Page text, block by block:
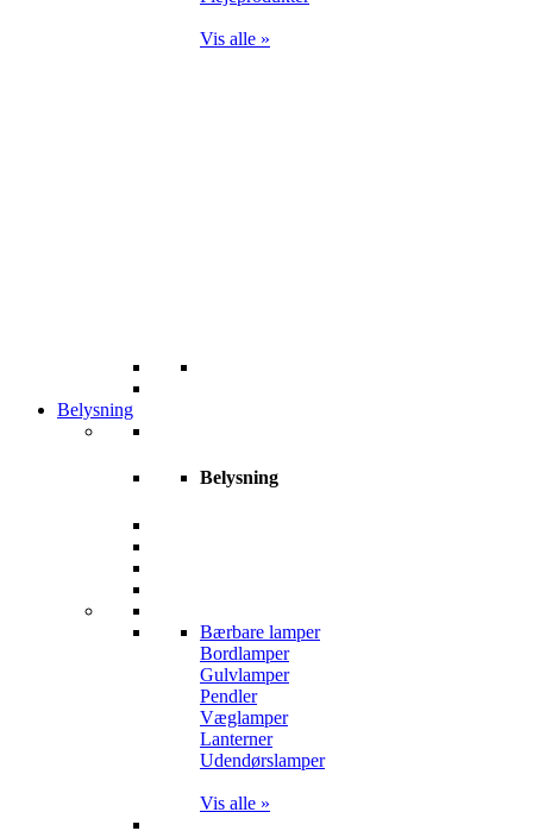
Vis alle »
Belysning
Belysning
Bærbare lamper
Bordlamper
Gulvlamper
Pendler
Væglamper
Lanterner
Udendørslamper
Vis alle »